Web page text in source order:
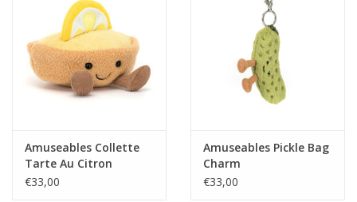
Amuseables Collette
Tarte Au Citron
€33,00
Amuseables Pickle Bag
Charm
€33,00